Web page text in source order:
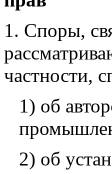
1. Споры,
частности,
1) об
2) об